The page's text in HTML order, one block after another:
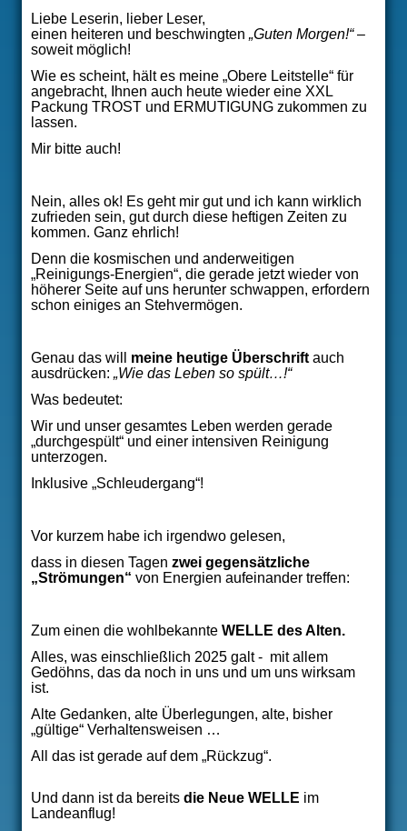
THERAPIEANGEBOT
SEMINARE
Liebe Leserin, lieber Leser,
einen heiteren und beschwingten „Guten Morgen!“–
soweit möglich!
Wie es scheint, hält es meine „Obere Leitstelle“ für
angebracht, Ihnen auch heute wieder eine XXL
Packung TROST und ERMUTIGUNG zukommen zu
lassen.
Mir bitte auch!
Nein, alles ok! Es geht mir gut und ich kann wirklich
zufrieden sein, gut durch diese heftigen Zeiten zu
kommen. Ganz ehrlich!
Denn die kosmischen und anderweitigen
„Reinigungs-Energien“, die gerade jetzt wieder von
höherer Seite auf uns herunter schwappen, erfordern
schon einiges an Stehvermögen.
Genau das will meine heutige Überschrift auch
ausdrücken: „Wie das Leben so spült…!“
Was bedeutet:
Wir und unser gesamtes Leben werden gerade
„durchgespült“ und einer intensiven Reinigung
unterzogen.
Inklusive „Schleudergang“!
Vor kurzem habe ich irgendwo gelesen,
dass in diesen Tagen zwei gegensätzliche
„Strömungen“ von Energien aufeinander treffen:
Zum einen die wohlbekannte WELLE des Alten.
Alles, was einschließlich 2025 galt - mit allem
Gedöhns, das da noch in uns und um uns wirksam
ist.
Alte Gedanken, alte Überlegungen, alte, bisher
„gültige“ Verhaltensweisen …
All das ist gerade auf dem „Rückzug“.
Und dann ist da bereits die Neue WELLE im
Landeanflug!